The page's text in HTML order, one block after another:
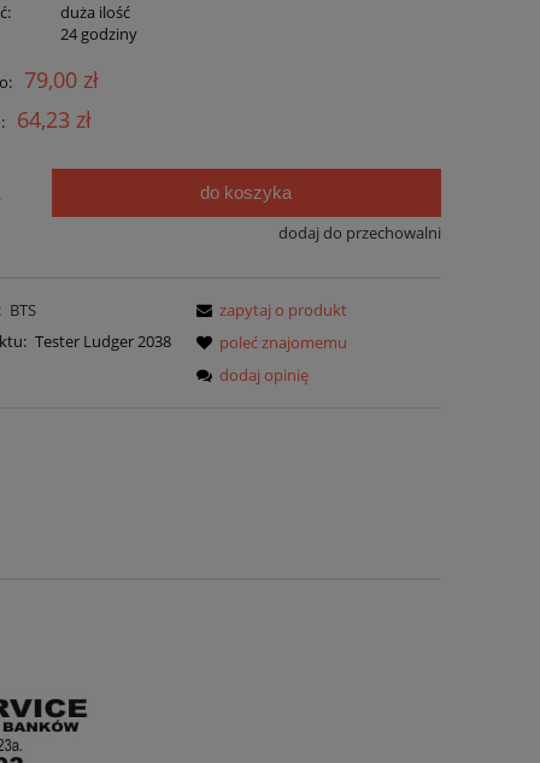
duża ilość
24 godziny
79,00 zł
64,23 zł
do koszyka
dodaj do przechowalni
BTS
Tester Ludger 2038
zapytaj o produkt
poleć znajomemu
dodaj opinię